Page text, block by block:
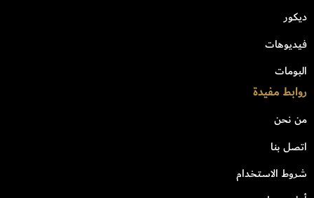
ديكور
فيديوهات
البومات
روابط مفيدة
من نحن
اتصل بنا
شروط الاستخدام